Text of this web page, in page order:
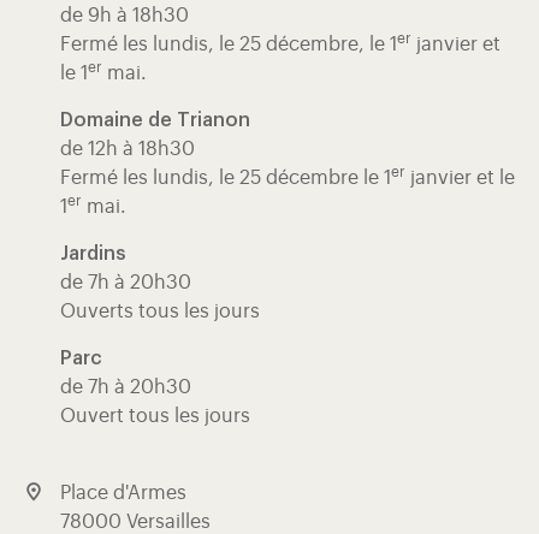
de 9h à 18h30
Fermé les lundis, le 25 décembre, le 1 er janvier et
le 1 er mai.
Domaine de Trianon
de 12h à 18h30
Fermé les lundis, le 25 décembre le 1 er janvier et le
1 er mai.
Jardins
de 7h à 20h30
Ouverts tous les jours
Parc
de 7h à 20h30
Ouvert tous les jours
Place d'Armes
78000 Versailles